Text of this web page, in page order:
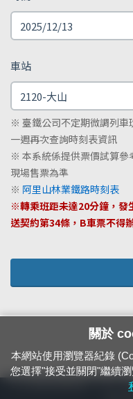
車站
※ 臺鐵公司不定期微調列車
一週再次查詢時刻表資訊
※ 本系統係提供票價試算參
現場售票為準
※ 阿里山林業鐵路時刻表
※轉乘班距未達20分鐘，發
送契約第34條，B車票不得
24小時緊急通報電話：1933（
關於
本網站使用瀏覽器紀錄
您選擇"接受並關閉"繼續